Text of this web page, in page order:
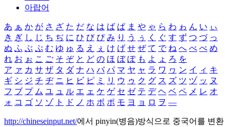
아랍어
あ ぁ か が さ ざ た だ な は ば ぱ ま や ゃ ら わ ゎ ん い ぃ
き ぎ し じ ち ぢ に ひ び ぴ み り う ぅ く ぐ す ず つ づ っ
ぬ ふ ぶ ぷ む ゆ ゅ る え ぇ け げ せ ぜ て で ね へ べ ぺ め
れ お ぉ こ ご そ ぞ と ど の ほ ぼ ぽ も よ ょ ろ を
ア ァ カ サ ザ タ ダ ナ ハ バ パ マ ヤ ャ ラ ワ ヮ ン イ ィ キ
ギ シ ジ チ ヂ ニ ヒ ビ ピ ミ リ ウ ゥ ク グ ス ズ ツ ヅ ッ ヌ
フ ブ プ ム ユ ュ ル エ ェ ケ ゲ セ ゼ テ デ ヘ ベ ペ メ レ オ
ォ コ ゴ ソ ゾ ト ド ノ ホ ボ ポ モ ヨ ョ ロ ヲ ―
http://chineseinput.net/에서 pinyin(병음)방식으로 중국어를 변환